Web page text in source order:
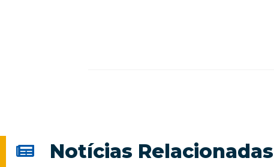
Notícias Relacionadas